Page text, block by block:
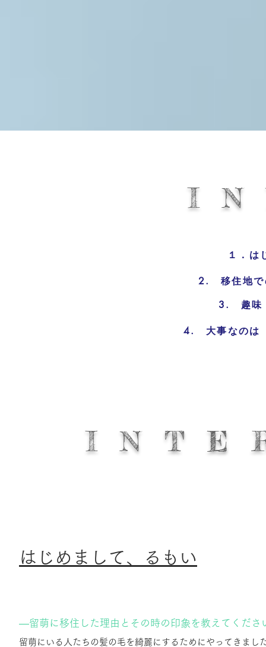
I N
１．は
2. 移住地で
3. 趣味
4. 大事なのは
I N T E
はじめまして、るもい
―留萌に移住した理由とその時の印象を教えてくださ
留萌にいる人たちの髪の毛を綺麗にするためにやってきまし